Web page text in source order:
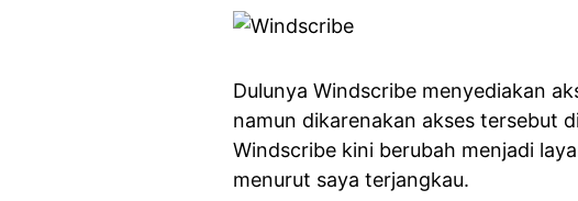
Dulunya Windscribe menyediakan
namun dikarenakan akses tersebut
Windscribe kini berubah menjadi
menurut saya terjangkau.